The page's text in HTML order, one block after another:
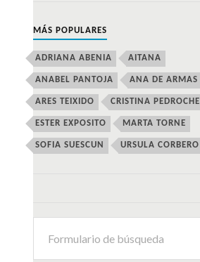
MÁS POPULARES
ADRIANA ABENIA AITANA
ANABEL PANTOJA ANA DE ARMAS
ARES TEIXIDO CRISTINA PEDROCHE
ESTER EXPOSITO MARTA TORNE
SOFIA SUESCUN URSULA CORBERO